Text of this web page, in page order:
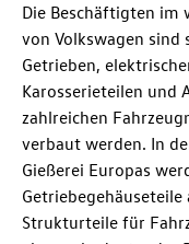
Die Beschäftigten
von Volkswagen
Getrieben,
Karosserieteilen und
zahlreichen
verbaut werden. In
Gießerei Europas
Strukturteile für